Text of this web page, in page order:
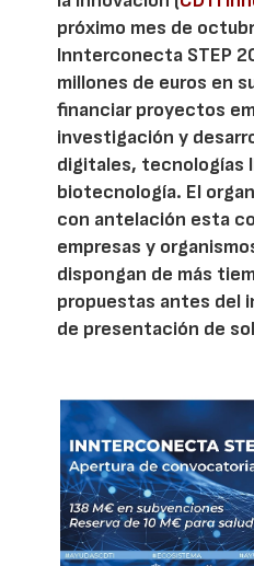
próximo mes de
Innterconecta STEP
millones de euros en
financiar proyectos
investigación y
digitales, tecnologías
biotecnología. El
con antelación esta
empresas y
dispongan de más
propuestas antes del
de presentación de